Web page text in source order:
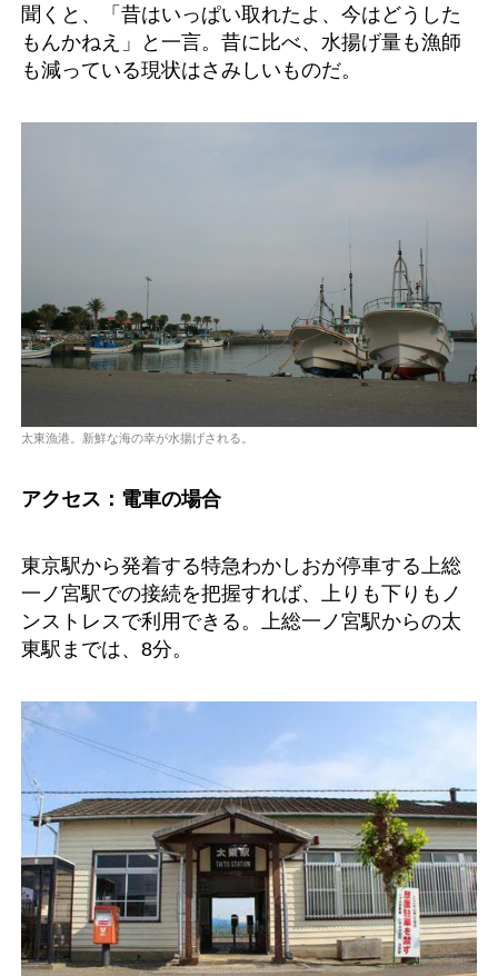
聞くと、「昔はいっぱい取れたよ、今はどうした
もんかねえ」と一言。昔に比べ、水揚げ量も漁師
も減っている現状はさみしいものだ。
太東漁港。新鮮な海の幸が水揚げされる。
アクセス：電車の場合
東京駅から発着する特急わかしおが停車する上総
一ノ宮駅での接続を把握すれば、上りも下りもノ
ンストレスで利用できる。上総一ノ宮駅からの太
東駅までは、8分。